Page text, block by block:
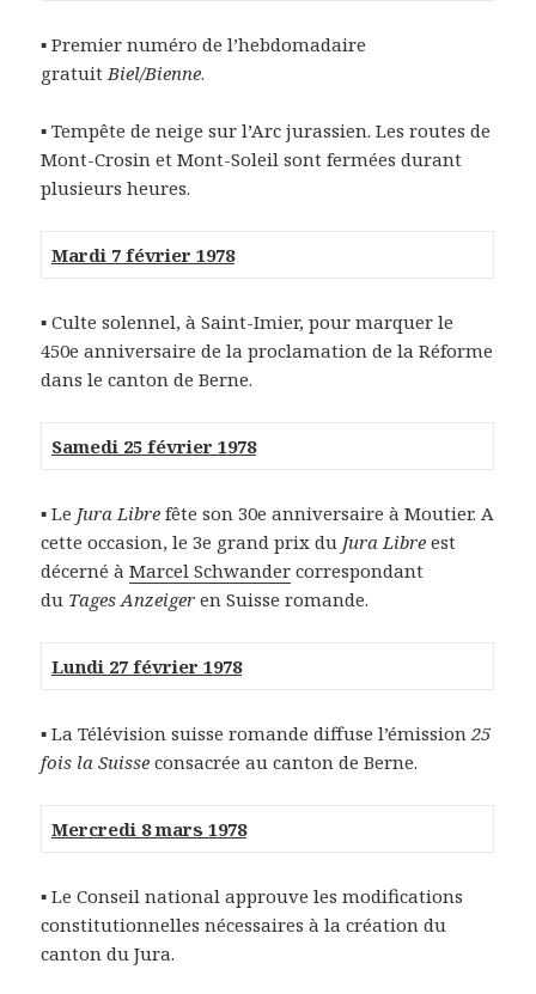
▪ Premier numéro de l’hebdomadaire
gratuitBiel/Bienne.
▪ Tempête de neige sur l’Arc jurassien. Les routes de
Mont-Crosin et Mont-Soleil sont fermées durant
plusieurs heures.
Mardi 7 février 1978
▪ Culte solennel, à Saint-Imier, pour marquer le
450e anniversaire de la proclamation de la Réforme
dans le canton de Berne.
Samedi 25 février 1978
▪ Le Jura Libre fête son 30e anniversaire à Moutier. A
cette occasion, le 3e grand prix du Jura Libre est
décerné àMarcel Schwander correspondant
du Tages Anzeiger en Suisse romande.
Lundi 27 février 1978
▪ La Télévision suisse romande diffuse l’émission25
fois la Suisse consacrée au canton de Berne.
Mercredi 8 mars 1978
▪ Le Conseil national approuve les modifications
constitutionnelles nécessaires à la création du
canton du Jura.